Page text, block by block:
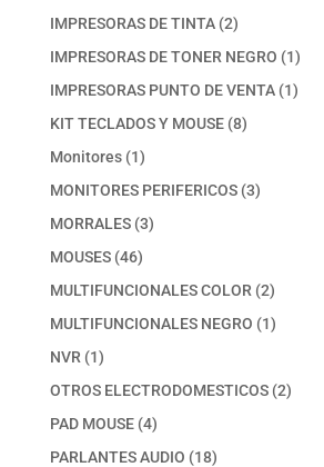
IMPRESORAS DE TINTA 22
productos
IMPRESORAS DE TONER NEGRO 11
IMPRESORAS PUNTO DE VENTA 11
KIT TECLADOS Y MOUSE 88
Monitores 11
producto
MONITORES PERIFERICOS 33
MORRALES 33
MOUSES 4646
productos
MULTIFUNCIONALES COLOR 22
MULTIFUNCIONALES NEGRO 11
NVR 11
producto
OTROS ELECTRODOMESTICOS 22
PAD MOUSE 44
productos
PARLANTES AUDIO 1818